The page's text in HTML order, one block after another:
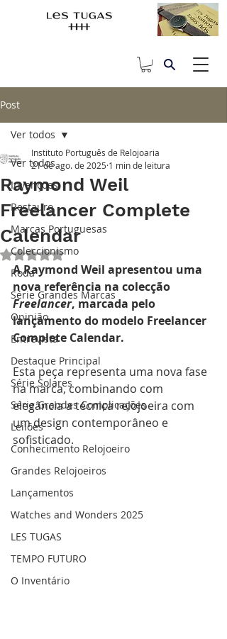
Post
Ver todos
Invenções
Restauro
Marcas Portuguesas
Coleccionismo
Roda
Série Grandes Marcas
Opinião
Entrevista
Destaque Principal
Série Solares
Série Grandes Complicações
Leilões
Conhecimento Relojoeiro
Grandes Relojoeiros
Lançamentos
Watches and Wonders 2025
LES TUGAS
TEMPO FUTURO
O Inventário
Ver todos
Raymond Weil
Freelancer Complete
Calendar
Instituto Português de Relojoaria
21 de ago. de 2025 1 min de leitura
Avaliado com NaN de 5 estrelas.
A Raymond Weil apresentou uma
nova referência na colecção
Freelancer, marcada pelo
lançamento do modelo Freelancer
Complete Calendar.
Esta peça representa uma nova fase
na marca, combinando com
elegância a técnica relojoeira com
um design contemporâneo e
sofisticado.